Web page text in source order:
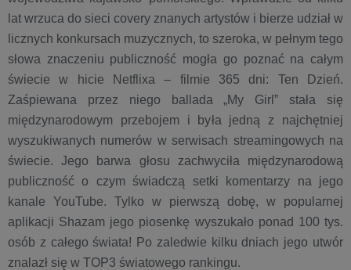
lat wrzuca do sieci covery znanych artystów i bierze udział w
licznych konkursach muzycznych, to szeroka, w pełnym tego
słowa znaczeniu publiczność mogła go poznać na całym
świecie w hicie Netflixa – filmie 365 dni: Ten Dzień.
Zaśpiewana przez niego ballada „My Girl” stała się
międzynarodowym przebojem i była jedną z najchętniej
wyszukiwanych numerów w serwisach streamingowych na
świecie. Jego barwa głosu zachwyciła międzynarodową
publiczność o czym świadczą setki komentarzy na jego
kanale YouTube. Tylko w pierwszą dobę, w popularnej
aplikacji Shazam jego piosenkę wyszukało ponad 100 tys.
osób z całego świata! Po zaledwie kilku dniach jego utwór
znalazł się w TOP3 światowego rankingu.